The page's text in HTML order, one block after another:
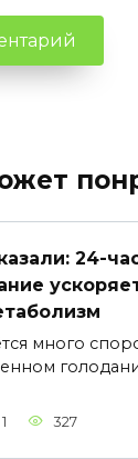
24-
много
1 327